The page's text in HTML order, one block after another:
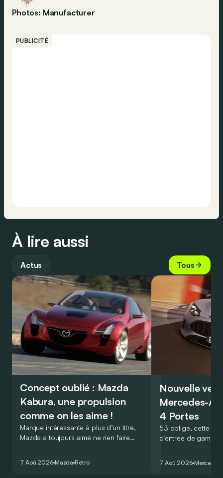
Photos: Manufacturer
PUBLICITÉ
À lire aussi
Actus Tous
Concept oublié : Mazda
Kabura, une propulsion
comme on les aime !
Marque intéressante à plus d’un titre,
Mazda a toujours aimé ne rien faire
de la plus belle des manières…
7 Aoû 2026 Mazda Retro
Nouvelle
Mercedes-
4 Portes
53 oblige, cette
d’entrée de
moins…
7 Aoû 2026 Mercedes